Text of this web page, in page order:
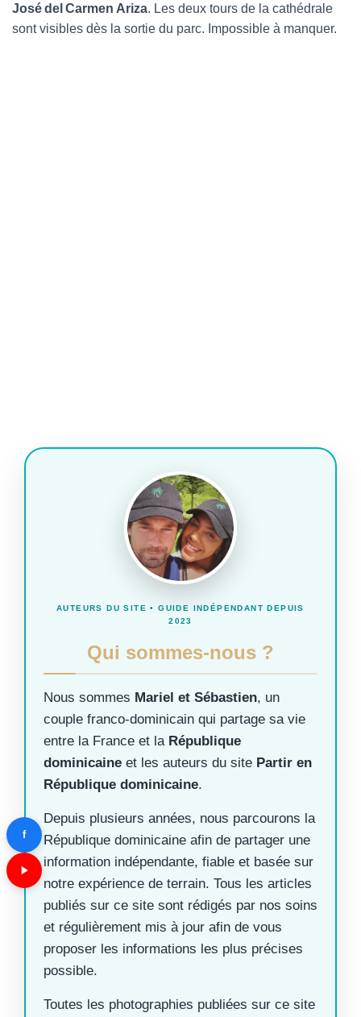
José del Carmen Ariza. Les deux tours de la cathédrale
sont visibles dès la sortie du parc. Impossible à manquer.
AUTEURS DU SITE • GUIDE INDÉPENDANT DEPUIS
2023
Qui sommes-nous ?
Nous sommes Mariel et Sébastien, un
couple franco-dominicain qui partage sa vie
entre la France et la République
dominicaine et les auteurs du site Partir en
République dominicaine.
Depuis plusieurs années, nous parcourons la
République dominicaine afin de partager une
information indépendante, fiable et basée sur
notre expérience de terrain. Tous les articles
publiés sur ce site sont rédigés par nos soins
et régulièrement mis à jour afin de vous
proposer les informations les plus précises
possible.
Toutes les photographies publiées sur ce site
f